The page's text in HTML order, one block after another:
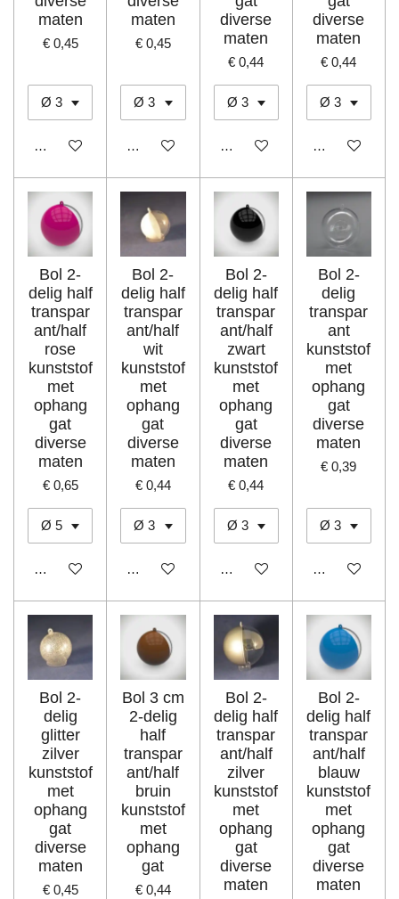
maten
€ 0,45
In winkelwagen
maten
€ 0,45
In winkelwagen
diverse
maten
€ 0,44
In winkelwagen
diverse
maten
€ 0,44
In
Bol 2-
delig half
transpar
ant/half
rose
kunststof
met
ophang
gat
diverse
maten
€ 0,65
In winkelwagen
Bol 2-
delig half
transpar
ant/half
wit
kunststof
met
ophang
gat
diverse
maten
€ 0,44
In winkelwagen
Bol 2-
delig half
transpar
ant/half
zwart
kunststof
met
ophang
gat
diverse
maten
€ 0,44
In winkelwagen
Bol 2-
delig
transpar
ant
kunststof
met
ophang
gat
diverse
maten
€ 0,39
In
Bol 2-
delig
glitter
zilver
kunststof
met
ophang
gat
diverse
maten
€ 0,45
Bol 3 cm
2-delig
half
transpar
ant/half
bruin
kunststof
met
ophang
gat
€ 0,44
Bol 2-
delig half
transpar
ant/half
zilver
kunststof
met
ophang
gat
diverse
maten
Bol 2-
delig half
transpar
ant/half
blauw
kunststof
met
ophang
gat
diverse
maten